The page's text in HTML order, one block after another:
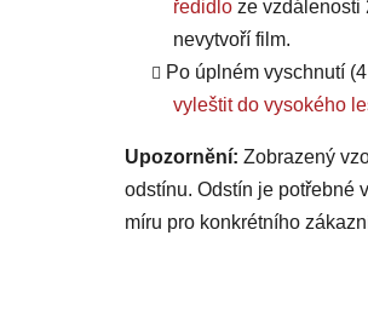
ředidlo ze vzdálenosti
nevytvoří film.
Po úplném vyschnutí
vyleštit do vysokého
Upozornění: Zobrazený
odstínu. Odstín je potřebné
míru pro konkrétního